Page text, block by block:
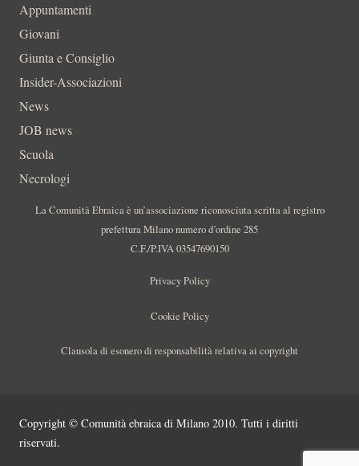
Appuntamenti
Giovani
Giunta e Consiglio
Insider-Associazioni
News
JOB news
Scuola
Necrologi
La Comunità Ebraica è un’associazione riconosciuta scritta al registro
prefettura Milano numero d’ordine 285
C.F./P.IVA 03547690150
Privacy Policy
Cookie Policy
Clausola di esonero di responsabilità relativa ai copyright
Copyright © Comunità ebraica di Milano 2010. Tutti i diritti
riservati.